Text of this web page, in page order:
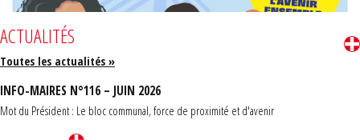
ACTUALITÉS
Toutes les actualités »
INFO-MAIRES N°116 – JUIN 2026
Mot du Président : Le bloc communal, force de proximité et d'avenir